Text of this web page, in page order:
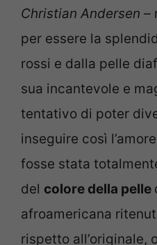
Christian Andersen –
per essere la
rossi e dalla pelle
sua incantevole e
tentativo di poter
inseguire così
fosse stata
del colore della pelle
afroamericana
rispetto all’originale,